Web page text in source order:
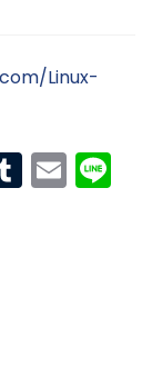
Linux-
Tumblr